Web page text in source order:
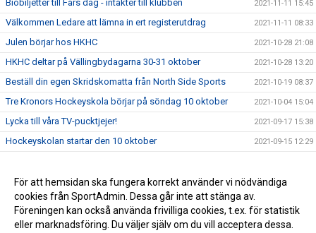
Biobiljetter till Fars dag - intäkter till klubben 2021-11-11 15:45
Välkommen Ledare att lämna in ert registerutdrag 2021-11-11 08:33
Julen börjar hos HKHC 2021-10-28 21:08
HKHC deltar på Vällingbydagarna 30-31 oktober 2021-10-28 13:20
Beställ din egen Skridskomatta från North Side Sports 2021-10-19 08:37
Tre Kronors Hockeyskola börjar på söndag 10 oktober 2021-10-04 15:04
Lycka till våra TV-pucktjejer! 2021-09-17 15:38
Hockeyskolan startar den 10 oktober 2021-09-15 12:29
Northside Sport Webshop är öppen! 2021-09-01 16:56
Våra tjejer uttagna till TV-pucken! 2021-08-29 11:07
För att hemsidan ska fungera korrekt använder vi nödvändiga
cookies från SportAdmin. Dessa går inte att stänga av.
Föreningen kan också använda frivilliga cookies, t.ex. för statistik
eller marknadsföring. Du väljer själv om du vill acceptera dessa.